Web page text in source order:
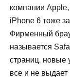
компании Apple,
iPhone 6 тоже
Фирменный
называется
страниц, новые
все и не выдает